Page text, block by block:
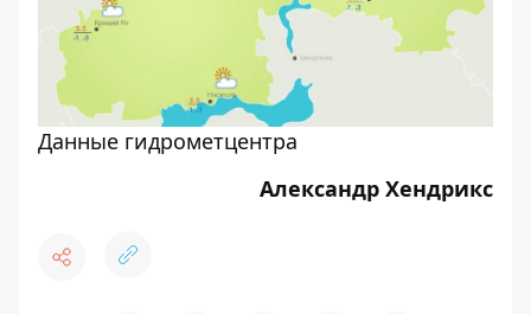
Данные гидрометцентра
Александр Хендрикс